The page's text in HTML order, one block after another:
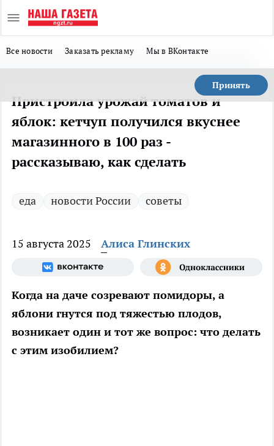
Все новости Заказать рекламу Мы в ВКонтакте
Принять
Пристроила урожай томатов и
яблок: кетчуп получился вкуснее
магазинного в 100 раз -
рассказываю, как сделать
еда новости России советы
15 августа 2025 Алиса Глинских
Когда на даче созревают помидоры, а
яблони гнутся под тяжестью плодов,
возникает один и тот же вопрос: что делать
с этим изобилием?